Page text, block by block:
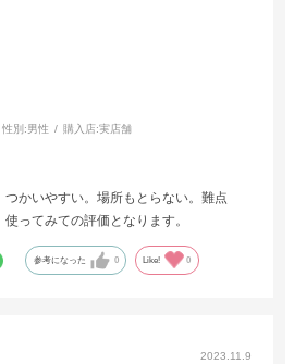
性別:男性 購入店:実店舗
かいやすい。場所もとらない。難点
ってみての評価となります。
参考になった 0 Like! 0
2023.11.9